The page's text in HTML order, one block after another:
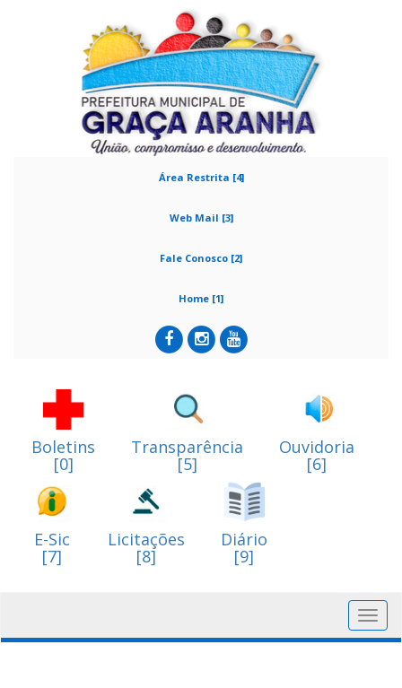
Área Restrita [4]
Web Mail [3]
Fale Conosco [2]
Home [1]
Boletins
[0]
Transparência
[5]
Ouvidoria
[6]
E-Sic
[7]
Licitações
[8]
Diário
[9]